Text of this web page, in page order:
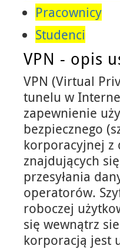
Pracownicy
Studenci
VPN - opis
VPN (Virtual
tunelu w
zapewnienie
bezpiecznego
korporacyjnej z
znajdujących
przesyłania
operatorów.
roboczej
się wewnątrz
korporacją jest